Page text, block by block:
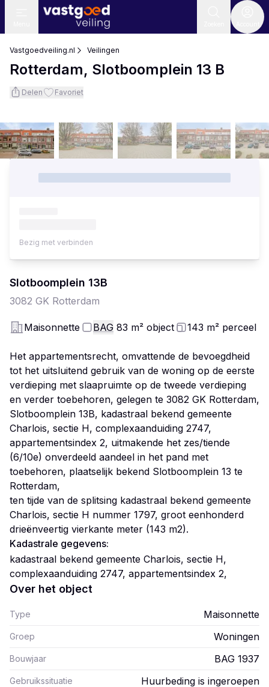
Vastgoedveiling.nl Veilingen
Rotterdam, Slotboomplein 13 B
Delen Favoriet
Slotboomplein 13B
3082 GK Rotterdam
Maisonnette BAG 83 m² object 143 m² perceel
Het appartementsrecht, omvattende de bevoegdheid
tot het uitsluitend gebruik van de woning op de eerste
verdieping met slaapruimte op de tweede verdieping
en verder toebehoren, gelegen te 3082 GK Rotterdam,
Slotboomplein 13B, kadastraal bekend gemeente
Charlois, sectie H, complexaanduiding 2747,
appartementsindex 2, uitmakende het zes/tiende
(6/10e) onverdeeld aandeel in het pand met
toebehoren, plaatselijk bekend Slotboomplein 13 te
Rotterdam,
ten tijde van de splitsing kadastraal bekend gemeente
Charlois, sectie H nummer 1797, groot eenhonderd
drieënveertig vierkante meter (143 m2).
Kadastrale gegevens:
kadastraal bekend gemeente Charlois, sectie H,
complexaanduiding 2747, appartementsindex 2,
Over het object
Type Maisonnette
Groep Woningen
Bouwjaar BAG 1937
Gebruikssituatie Huurbeding is ingeroepen
Bezig met verbinden